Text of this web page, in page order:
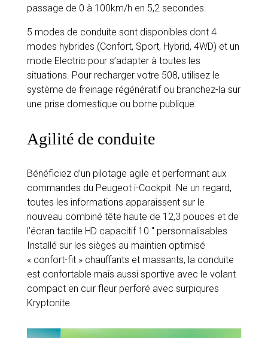
passage de 0 à 100km/h en 5,2 secondes.
5 modes de conduite sont disponibles dont 4
modes hybrides (Confort, Sport, Hybrid, 4WD) et un
mode Electric pour s’adapter à toutes les
situations. Pour recharger votre 508, utilisez le
système de freinage régénératif ou branchez-la sur
une prise domestique ou borne publique.
Agilité de conduite
Bénéficiez d’un pilotage agile et performant aux
commandes du Peugeot i-Cockpit. Ne un regard,
toutes les informations apparaissent sur le
nouveau combiné tête haute de 12,3 pouces et de
l’écran tactile HD capacitif 10 '' personnalisables.
Installé sur les sièges au maintien optimisé
« confort-fit » chauffants et massants, la conduite
est confortable mais aussi sportive avec le volant
compact en cuir fleur perforé avec surpiqures
Kryptonite.